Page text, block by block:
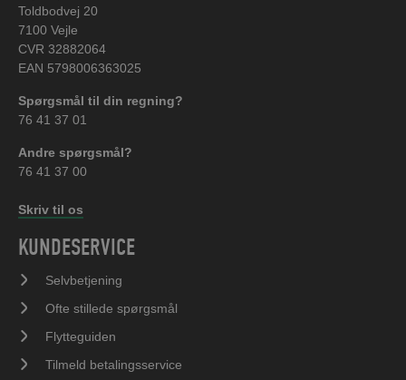
Toldbodvej 20
7100 Vejle
CVR 32882064
EAN 5798006363025
Spørgsmål til din regning?
76 41 37 01
Andre spørgsmål?
76 41 37 00
Skriv til os
KUNDESERVICE
Selvbetjening
Ofte stillede spørgsmål
Flytteguiden
Tilmeld betalingsservice